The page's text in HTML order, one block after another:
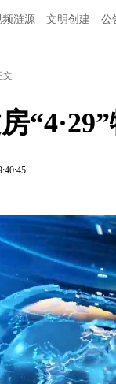
频涟源 文明创建 公
文